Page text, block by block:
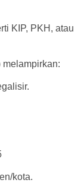
KIP, PKH, atau
kota.